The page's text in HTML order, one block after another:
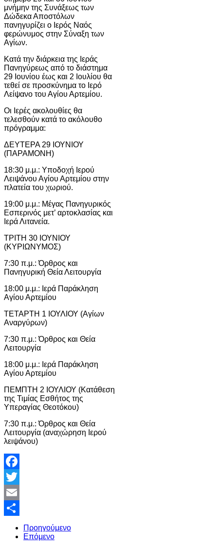
μνήμην της Συνάξεως των
Δώδεκα Αποστόλων
πανηγυρίζει ο Ιερός Ναός
φερώνυμος στην Σύναξη των
Αγίων.
Κατά την διάρκεια της Ιεράς
Πανηγύρεως από το διάστημα
29 Ιουνίου έως και 2 Ιουλίου θα
τεθεί σε προσκύνημα το Ιερό
Λείψανο του Αγίου Αρτεμίου.
Οι Ιερές ακολουθίες θα
τελεσθούν κατά το ακόλουθο
πρόγραμμα:
ΔΕΥΤΕΡΑ 29 ΙΟΥΝΙΟΥ
(ΠΑΡΑΜΟΝΗ)
18:30 μ.μ.: Υποδοχή Ιερού
Λειψάνου Αγίου Αρτεμίου στην
πλατεία του χωριού.
19:00 μ.μ.: Μέγας Πανηγυρικός
Εσπερινός μετ’ αρτοκλασίας και
Ιερά Λιτανεία.
ΤΡΙΤΗ 30 ΙΟΥΝΙΟΥ
(ΚΥΡΙΩΝΥΜΟΣ)
7:30 π.μ.: Όρθρος και
Πανηγυρική Θεία Λειτουργία
18:00 μ.μ.: Ιερά Παράκληση
Αγίου Αρτεμίου
ΤΕΤΑΡΤΗ 1 ΙΟΥΛΙΟΥ (Αγίων
Αναργύρων)
7:30 π.μ.: Όρθρος και Θεία
Λειτουργία
18:00 μ.μ.: Ιερά Παράκληση
Αγίου Αρτεμίου
ΠΕΜΠΤΗ 2 ΙΟΥΛΙΟΥ (Κατάθεση
της Τιμίας Εσθήτος της
Υπεραγίας Θεοτόκου)
7:30 π.μ.: Όρθρος και Θεία
Λειτουργία (αναχώρηση Ιερού
λειψάνου)
Facebook
Twitter
Email
Share
Προηγούμενο
Επόμενο